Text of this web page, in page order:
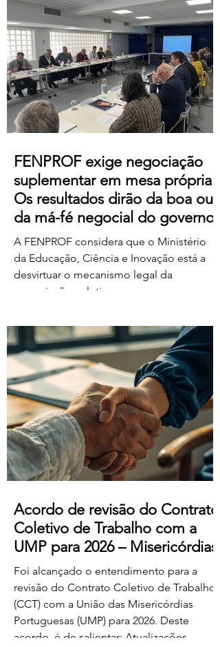
esclarecimento aos professores e
educadores. Para aceder ao plenário,
basta clicar no link a partir das 17 horas de
sexta-feira, dia 7 de agosto:
https://us06web.zoom.us/j/85736793433
FENPROF exige negociação
suplementar em mesa própria.
Os resultados dirão da boa ou
da má-fé negocial do governo
A FENPROF considera que o Ministério
da Educação, Ciência e Inovação está a
desvirtuar o mecanismo legal da
negociação coletiva ao convocar uma
organizações sindicais,
independentemente de terem requerido
negociação suplementar ou de já terem
manifestado acordo ou concordância
com o projeto de diploma. A negociação
suplementar existe para permitir o
prosseguimento das negociações
relativamente às matérias sobre as quais
subsiste desacordo. Foi es
Acordo de revisão do Contrato
Coletivo de Trabalho com a
UMP para 2026 – Misericórdias
Foi alcançado o entendimento para a
revisão do Contrato Coletivo de Trabalho
(CCT) com a União das Misericórdias
Portuguesas (UMP) para 2026. Deste
acordo, é de salientar: Atualizações